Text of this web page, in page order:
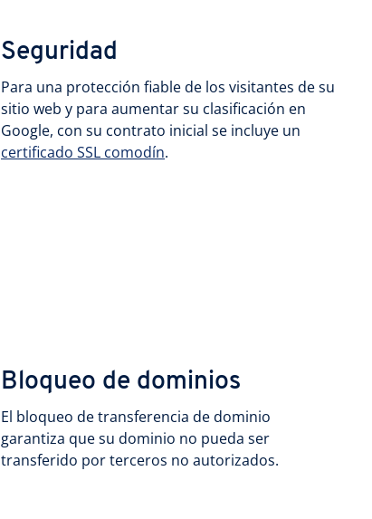
Seguridad
Para una protección fiable de los visitantes de su
sitio web y para aumentar su clasificación en
Google, con su contrato inicial se incluye un
certificado SSL comodín.
Bloqueo de dominios
El bloqueo de transferencia de dominio
garantiza que su dominio no pueda ser
transferido por terceros no autorizados.